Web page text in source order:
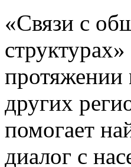
«Связи с
протяжении
других
помогает
диалог с